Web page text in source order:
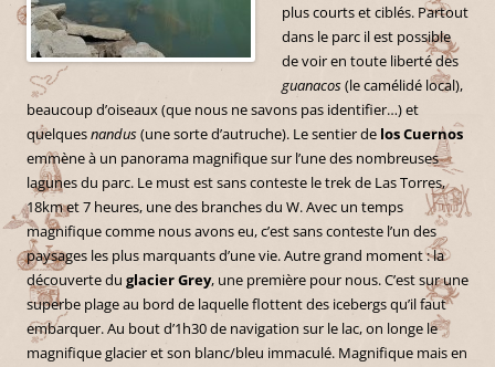
plus courts et ciblés. Partout
dans le parc il est possible
de voir en toute liberté des
guanacos(le camélidé local),
beaucoup d’oiseaux (que nous ne savons pas identifier…) et
quelquesnandus(une sorte d’autruche). Le sentier de los Cuernos
emmène à un panorama magnifique sur l’une des nombreuses
lagunes du parc. Le must est sans conteste le trek de Las Torres,
18km et 7 heures, une des branches du W. Avec un temps
magnifique comme nous avons eu, c’est sans conteste l’un des
paysages les plus marquants d’une vie. Autre grand moment : la
découverte du glacier Grey, une première pour nous. C’est sur une
superbe plage au bord de laquelle flottent des icebergs qu’il faut
embarquer. Au bout d’1h30 de navigation sur le lac, on longe le
magnifique glacier et son blanc/bleu immaculé. Magnifique mais en